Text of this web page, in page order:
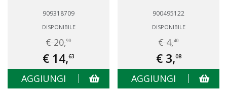
909318709
DISPONIBILE
€ 20,90
€ 14,63
AGGIUNGI
900495122
DISPONIBILE
€ 4,40
€ 3,08
AGGIUNGI